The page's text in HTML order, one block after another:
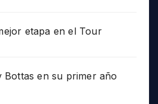
etapa en el Tour
Bottas en su primer año